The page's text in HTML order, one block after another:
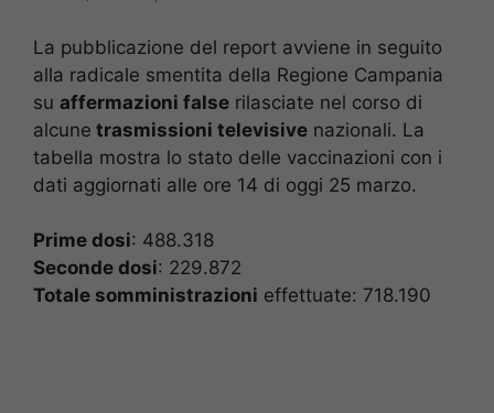
La pubblicazione del report avviene in seguito
alla radicale smentita della Regione Campania
su affermazioni false rilasciate nel corso di
alcune trasmissioni televisive nazionali. La
tabella mostra lo stato delle vaccinazioni con i
dati aggiornati alle ore 14 di oggi 25 marzo.
Prime dosi: 488.318
Seconde dosi: 229.872
Totale somministrazioni effettuate: 718.190